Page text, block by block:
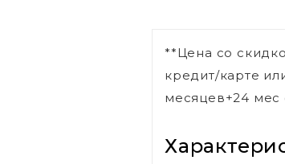
**Цена со
кредит/карте
месяцев+24 мес